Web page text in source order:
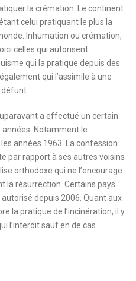
la crémation. Le continent
celui pratiquant le plus la
Inhumation ou crémation,
celles qui autorisent
qui la pratique depuis des
qui l’assimile à une
défunt.
a effectué un certain
Notamment le
années 1963. La confession
par rapport à ses autres voisins
orthodoxe qui ne l’encourage
la résurrection. Certains pays
depuis 2006. Quant aux
la pratique de l’incinération, il y
l’interdit sauf en de cas